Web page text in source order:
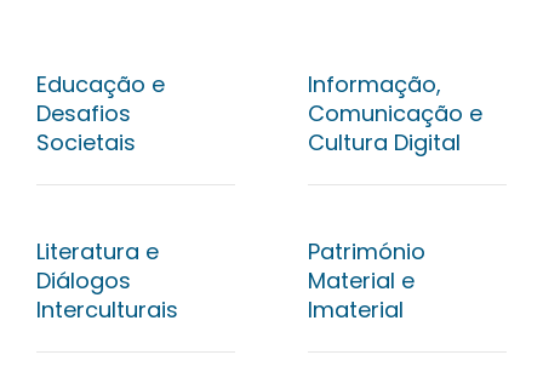
Educação e
Desafios
Societais
Informação,
Comunicação e
Cultura Digital
Literatura e
Diálogos
Interculturais
Património
Material e
Imaterial